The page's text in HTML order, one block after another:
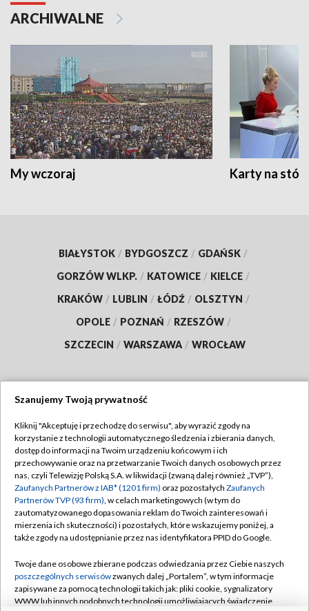
ARCHIWALNE
My wczoraj Karty na
BIAŁYSTOK / BYDGOSZCZ / GDAŃSK /
GORZÓW WLKP. / KATOWICE / KIELCE /
KRAKÓW / LUBLIN / ŁÓDŹ / OLSZTYN /
OPOLE / POZNAŃ / RZESZÓW /
SZCZECIN / WARSZAWA / WROCŁAW
TVP
Abonament TVP
Emisja w TVP
Centrum informacji TVP
Naziemna Telewizja Cyfrowa
Rada Programowa
System NOS
Regulamin TVP
Polityka prywatności
Moje zgody
Pomoc
Kontakt
Szanujemy Twoją prywatność
Kliknij "Akceptuję i przechodzę do serwisu", aby wyrazić zgody na
korzystanie z technologii automatycznego śledzenia i zbierania danych,
dostęp do informacji na Twoim urządzeniu końcowym i ich
przechowywanie oraz na przetwarzanie Twoich danych osobowych przez
nas, czyli Telewizję Polską S.A. w likwidacji (zwaną dalej również „TVP”),
Zaufanych Partnerów z IAB* (1201 firm) oraz pozostałych Zaufanych
Partnerów TVP (93 firm), w celach marketingowych (w tym do
zautomatyzowanego dopasowania reklam do Twoich zainteresowań i
mierzenia ich skuteczności) i pozostałych, które wskazujemy poniżej, a
także zgody na udostępnianie przez nas identyfikatora PPID do Google.
Twoje dane osobowe zbierane podczas odwiedzania przez Ciebie naszych
poszczególnych serwisówzwanych dalej „Portalem”, w tym informacje
zapisywane za pomocą technologii takich jak: pliki cookie, sygnalizatory
WWW lub innych podobnych technologii umożliwiających świadczenie